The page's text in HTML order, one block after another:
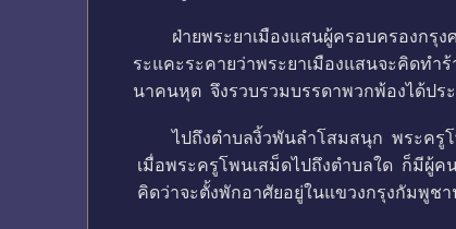
ฝ่ายพระยาเมืองแสนผู้ครอบครองกรุงศ
ระแคะระคายว่าพระยาเมืองแสนจะคิดท
นาคนหุต จึงรวบรวมบรรดาพวกพ้องได้ป
ไปถึงตำบลงิ้วพันลำโสมสนุก พระครูโพ
เมื่อพระครูโพนเสม็ดไปถึงตำบลใด ก็มีผู้ค
คิดว่าจะตั้งพักอาศัยอยู่ในแขวงกรุงกัมพูช